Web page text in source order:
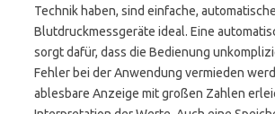
Technik haben, sind einfache, automatische
Blutdruckmessgeräte ideal. Eine
sorgt dafür, dass die Bedienung
Fehler bei der Anwendung vermieden
ablesbare Anzeige mit großen Zahlen